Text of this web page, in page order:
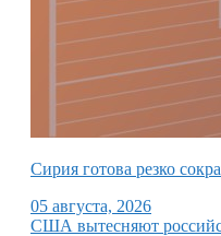
Сирия готова резко
05 августа, 2026
США вытесняют